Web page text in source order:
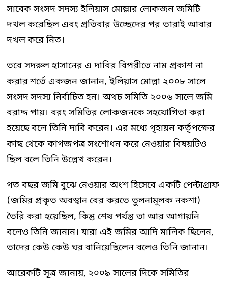
সাবেক সংসদ সদস্য ইলিয়াস মোল্লার লোকজন জমিটি
দখল করেছিল এবং প্রতিবার উচ্ছেদের পর তারাই আবার
দখল করে নিত।
তবে সদরুল হাসানের এ দাবির বিপরীতে নাম প্রকাশ না
করার শর্তে একজন জানান, ইলিয়াস মোল্লা ২০০৮ সালে
সংসদ সদস্য নির্বাচিত হন। অথচ সমিতি ২০০৬ সালে জমি
বরাদ্দ পায়। বরং সমিতির লোকজনকে সহযোগিতা করা
হয়েছে বলে তিনি দাবি করেন। এর মধ্যে গৃহায়ন কর্তৃপক্ষের
কাছ থেকে কাগজপত্র সংশোধন করে নেওয়ার বিষয়টিও
ছিল বলে তিনি উল্লেখ করেন।
গত বছর জমি বুঝে নেওয়ার অংশ হিসেবে একটি পেন্টাগ্রাফ
(জমির প্রকৃত অবস্থান বের করতে তুলনামূলক নকশা)
তৈরি করা হয়েছিল, কিন্তু শেষ পর্যন্ত তা আর আগায়নি
বলেও তিনি জানান। যারা এই জমির আদি মালিক ছিলেন,
তাদের কেউ কেউ ঘর বানিয়েছিলেন বলেও তিনি জানান।
আরেকটি সূত্র জানায়, ২০০৯ সালের দিকে সমিতির